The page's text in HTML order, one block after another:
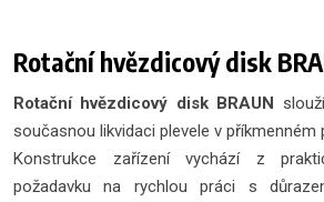
Rotační hvězdicový disk
Rotační hvězdicový disk BRAUN
současnou likvidaci plevele v příkmenném
Konstrukce zařízení vychází z
požadavku na rychlou práci s